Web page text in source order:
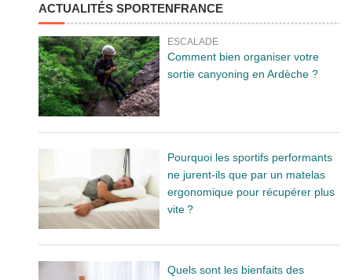
ACTUALITÉS SPORTENFRANCE
ESCALADE
Comment bien organiser votre
sortie canyoning en Ardèche ?
Pourquoi les sportifs performants
ne jurent-ils que par un matelas
ergonomique pour récupérer plus
vite ?
Quels sont les bienfaits des